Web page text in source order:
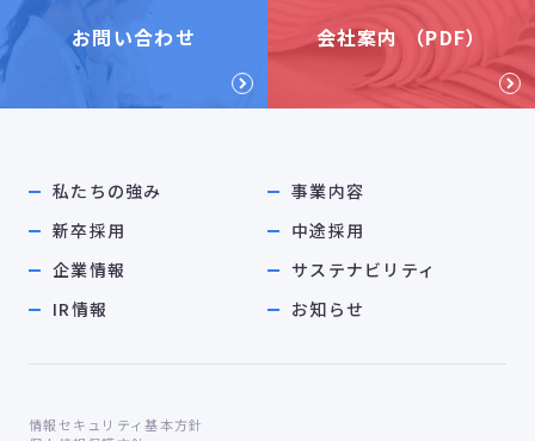
お問い合わせ 会社案内 （PDF）
私たちの強み
事業内容
新卒採用
中途採用
企業情報
サステナビリティ
IR情報
お知らせ
情報セキュリティ基本方針